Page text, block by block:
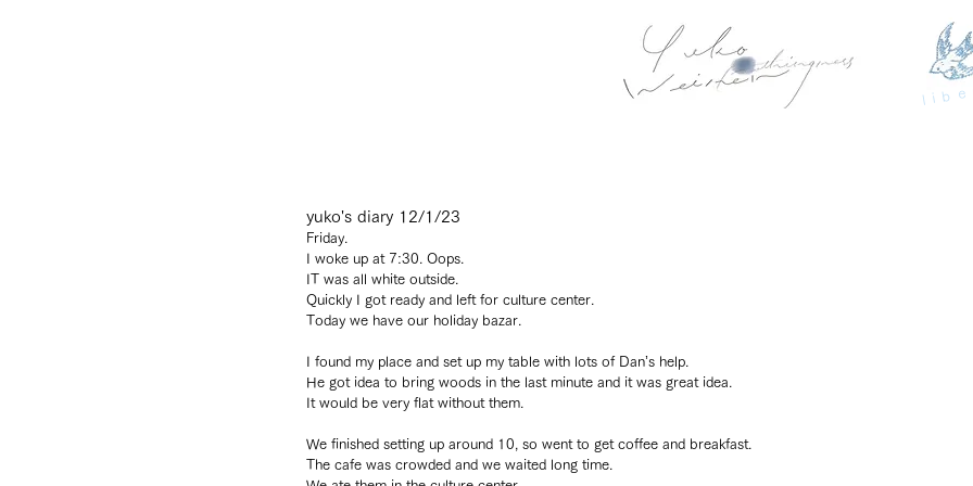
yuko's diary 12/1/23
Friday.
I woke up at 7:30. Oops.
IT was all white outside.
Quickly I got ready and left for culture center.
Today we have our holiday bazar.
I found my place and set up my table with lots of Dan’s help.
He got idea to bring woods in the last minute and it was great idea.
It would be very flat without them.
We finished setting up around 10, so went to get coffee and breakfast.
The cafe was crowded and we waited long time.